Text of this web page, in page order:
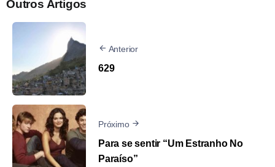
Outros Artigos
Anterior
629
Próximo
Para se sentir “Um Estranho No
Paraíso”